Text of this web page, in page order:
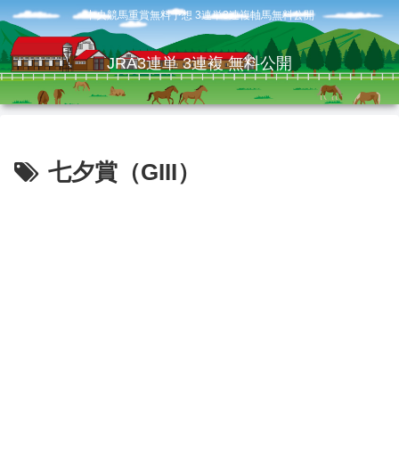
中央競馬重賞無料予想 3連単3連複軸馬無料公開
JRA3連単 3連複 無料公開
七夕賞（GIII）